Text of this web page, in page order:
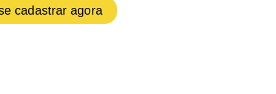
cadastrar agora